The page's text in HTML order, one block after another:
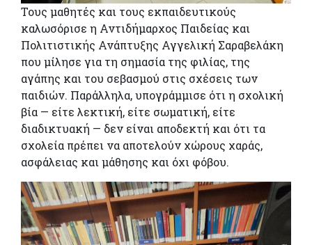
Τους μαθητές και τους εκπαιδευτικούς
καλωσόρισε η Αντιδήμαρχος Παιδείας και
Πολιτιστικής Ανάπτυξης Αγγελική Σαραβελάκη
που μίλησε για τη σημασία της φιλίας, της
αγάπης και του σεβασμού στις σχέσεις των
παιδιών. Παράλληλα, υπογράμμισε ότι η σχολική
βία — είτε λεκτική, είτε σωματική, είτε
διαδικτυακή — δεν είναι αποδεκτή και ότι τα
σχολεία πρέπει να αποτελούν χώρους χαράς,
ασφάλειας και μάθησης και όχι φόβου.